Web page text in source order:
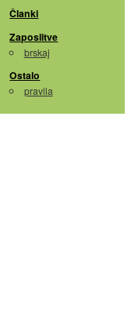
Članki
Zaposlitve
brskaj
Ostalo
pravila